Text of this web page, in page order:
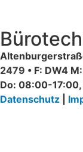
2479 • F: DW4 M:
Do: 08:00-
Datenschutz